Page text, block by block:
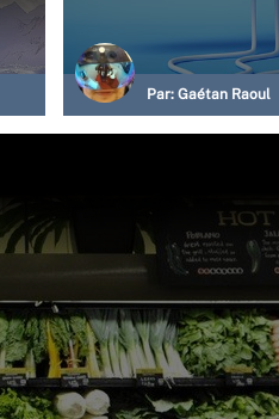
Par: Gaétan Raoul